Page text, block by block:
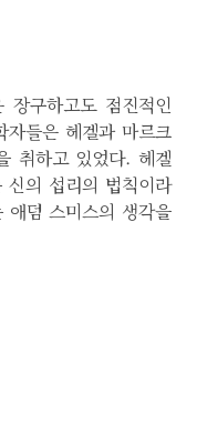
장구하고도 점진적인
자들은 헤겔과 마르크
취하고 있었다. 헤겔
의 섭리의 법칙이라
덤 스미스의 생각을